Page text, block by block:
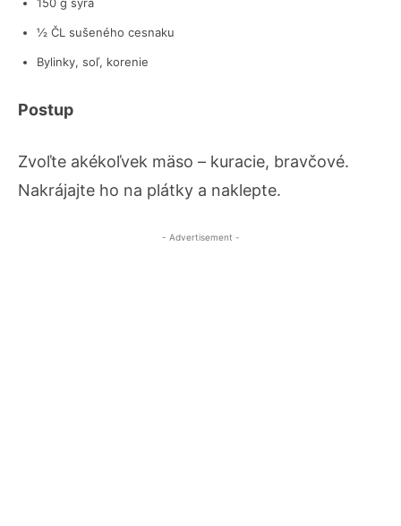
½ ČL sušeného cesnaku
Bylinky, soľ, korenie
Postup
Zvoľte akékoľvek mäso – kuracie, bravčové.
Nakrájajte ho na plátky a naklepte.
- Advertisement -